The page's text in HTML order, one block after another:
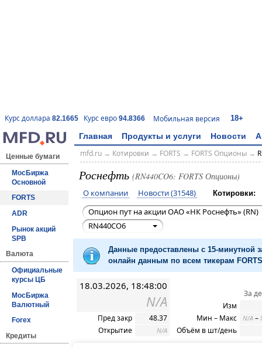
Курс доллара 82.1665 Курс евро 94.8366 Мобильная версия 18+
Главная Продукты и услуги Новости
Ценные бумаги
МосБиржа
Основной
FORTS
ADR
Рынок акций
SPB
Валюта
Официальные
курсы ЦБ
МосБиржа
Валютный
Forex
Кредиты
mfd.ru→ Котировки → FORTS → FORTS Опционы→
Роснефть (RN440CO6: FORTS Опционы)
О компании Новости (31548) Котировки:
Опцион пут на акции ОАО «НК Роснефть» (RN)
RN440CO6
Данные предоставлены с 15-минутной
онлайн данным по всем тикерам
18.03.2026, 18:48:00
N/A
Пред закр
48.37
Открытие
N/A
За
Изм
Мин – Макс
N/A –
Объём в шт/день